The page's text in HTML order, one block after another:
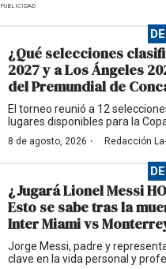
PUBLICIDAD
¿Qué selecciones
2027 y a Los Ángeles
del Premundial de
El torneo reunió a 12
lugares disponibles para la
8 de agosto, 2026 · Redacción
¿Jugará Lionel Messi
Esto se sabe tras la
Inter Miami vs
Jorge Messi, padre y
clave en la vida personal y